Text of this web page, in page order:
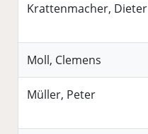
Krattenmacher, Dieter
Moll, Clemens
Müller, Peter